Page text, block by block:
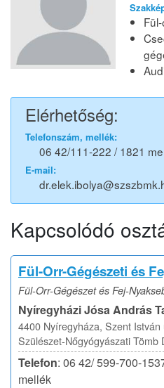
Elérhetőség:
Telefonszám, mellék:
06 42/111-222 / 1821
E-mail:
Kapcsolódó
Fül-Orr-Gégészeti és
Fül-Orr-Gégészet és Fej-
Nyíregyházi Jósa András
4400 Nyíregyháza, Szent István
Szülészet-Nőgyógyászati
Telefon: 06 42/ 599-700-
mellék